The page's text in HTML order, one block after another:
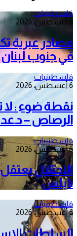
فلسطينيات
6 أغسطس، 2026
مصادر عبرية
في جنوب لبنان
فلسطينيات
6 أغسطس، 2026
نقطة ضوء : لا
الرصاص –
فلسطينيات
6 أغسطس، 2026
نابلس
فلسطينيات
6 أغسطس، 2026